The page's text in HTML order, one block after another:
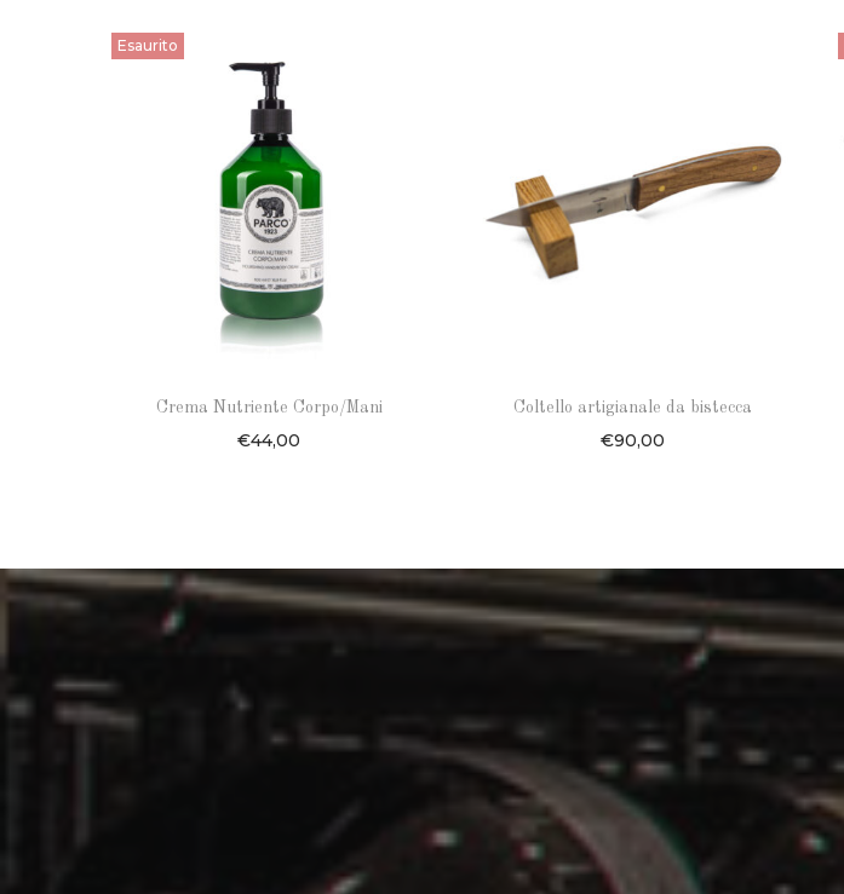
Esaurito
Crema Nutriente Corpo/Mani
€44,00
Coltello artigianale da bistecca
€90,00